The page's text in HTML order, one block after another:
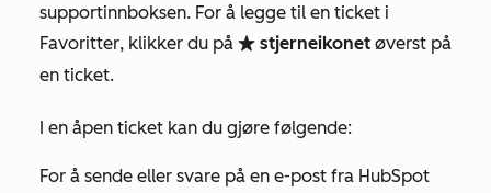
supportinnboksen. For å legge til en ticket i
Favoritter, klikker du på favorite stjerneikonet øverst på
en ticket.
I en åpen ticket kan du gjøre følgende:
For å sende eller svare på en e-post fra HubSpot